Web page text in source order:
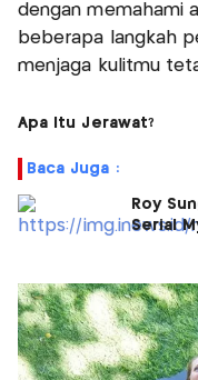
dengan memahami
beberapa langkah
menjaga kulitmu
Apa Itu Jerawat?
Baca Juga :
Roy
Serial